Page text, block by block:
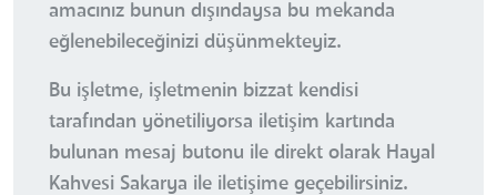
amacınız bunun dışındaysa bu mekanda
eğlenebileceğinizi düşünmekteyiz.
Bu işletme, işletmenin bizzat kendisi
tarafından yönetiliyorsa iletişim kartında
bulunan mesaj butonu ile direkt olarak Hayal
Kahvesi Sakarya ile iletişime geçebilirsiniz.